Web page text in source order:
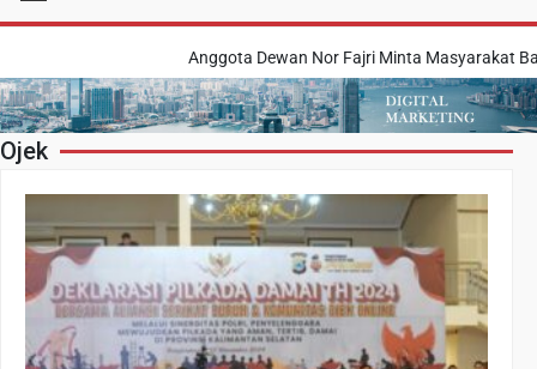
Anggota Dewan Nor Fajri Minta Masyarakat
Ojek